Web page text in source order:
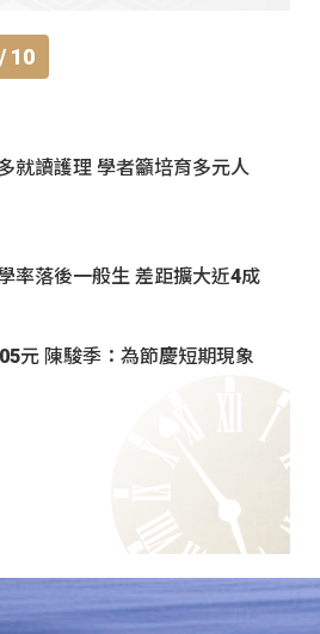
10
就讀護理 學者籲培育多元人
率落後一般生 差距擴大近4成
元 陳駿季：為節慶短期現象